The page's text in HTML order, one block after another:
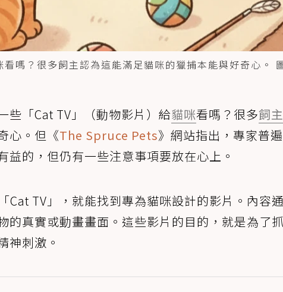
嗎？很多飼主認為這能滿足貓咪的獵捕本能與好奇心。
些「Cat TV」（動物影片）給貓咪看嗎？很多飼主
心。但《The Spruce Pets》網站指出，專家普
益的，但仍有一些注意事項要放在心上。
Cat TV」，就能找到專為貓咪設計的影片。內容
的真實或動畫畫面。這些影片的目的，就是為了
神刺激。